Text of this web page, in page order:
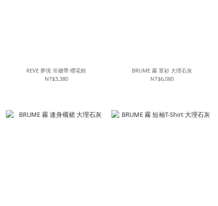
REVE 夢境 吊襪帶 櫻花粉
NT$3,380
BRUME 霧 罩衫 大理石灰
NT$6,080